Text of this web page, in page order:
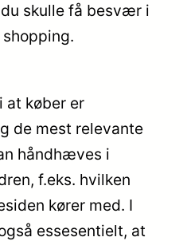
skulle få besvær i
at køber er
de mest relevante
håndhæves i
f.eks. hvilken
kører med. I
essesentielt, at